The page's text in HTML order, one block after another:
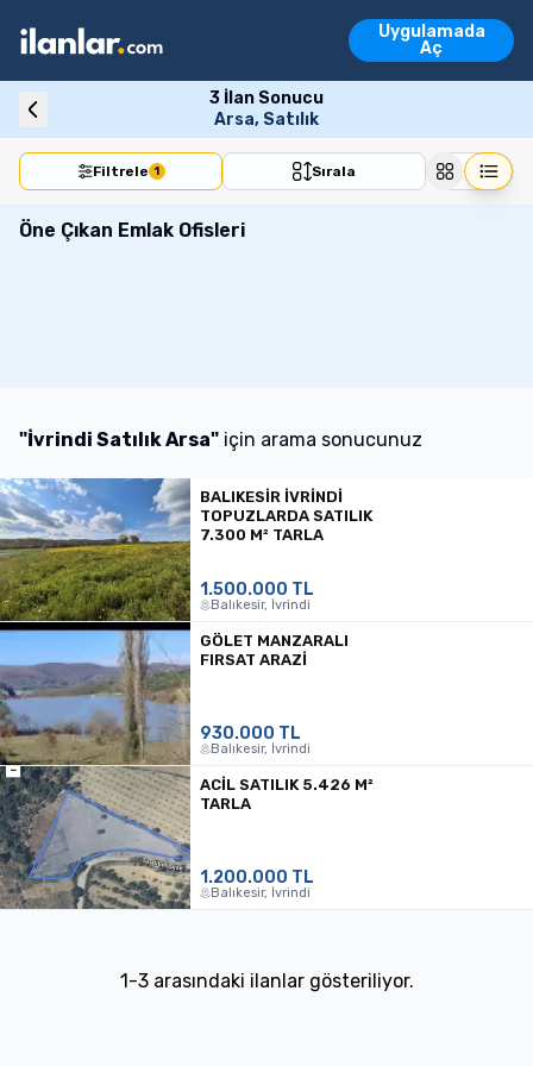
Uygulamada
Aç
Vasıta İlanlarıKonutArsa
3 İlan Sonucu
Arsa, Satılık
Filtrele 1 Sırala
Öne Çıkan Emlak Ofisleri
"İvrindi Satılık Arsa" için arama sonucunuz
BALIKESİR İVRİNDİ
TOPUZLARDA SATILIK
7.300 M² TARLA
1.500.000 TL
Balıkesir, İvrindi
GÖLET MANZARALI
FIRSAT ARAZI
930.000 TL
Balıkesir, İvrindi
ACİL SATILIK 5.426 M²
TARLA
1.200.000 TL
Balıkesir, İvrindi
1-3arasındaki ilanlar gösteriliyor.
Emlak İlanları